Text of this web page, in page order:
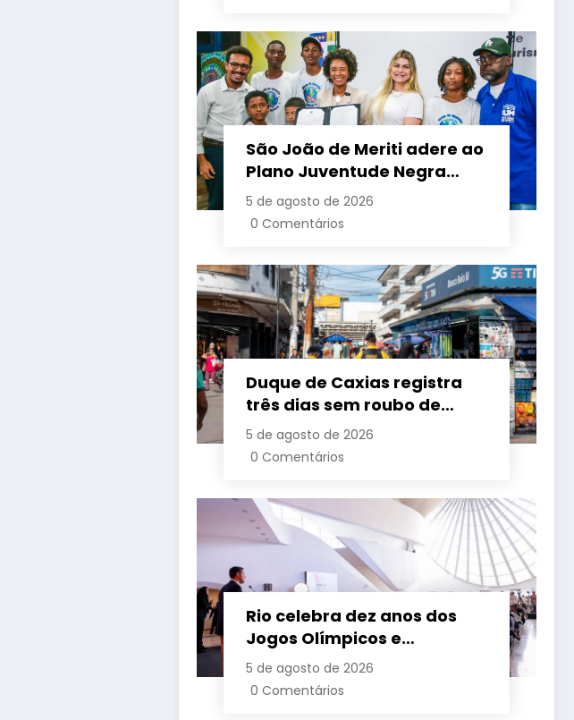
São João de Meriti adere ao
Plano Juventude Negra
Viva durante visita da
ministra da Igualdade
5 de agosto de 2026
0 Comentários
Duque de Caxias registra
três dias sem roubo de
cargas no início de agosto
5 de agosto de 2026
0 Comentários
Rio celebra dez anos dos
Jogos Olímpicos e
Paralímpicos 2016 com
legado consolidado e
5 de agosto de 2026
0 Comentários